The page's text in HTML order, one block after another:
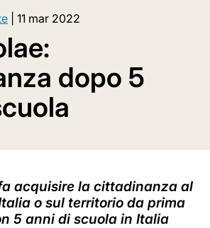
11 mar 2022
dopo 5
acquisire la cittadinanza al
o sul territorio da prima
5 anni di scuola in Italia